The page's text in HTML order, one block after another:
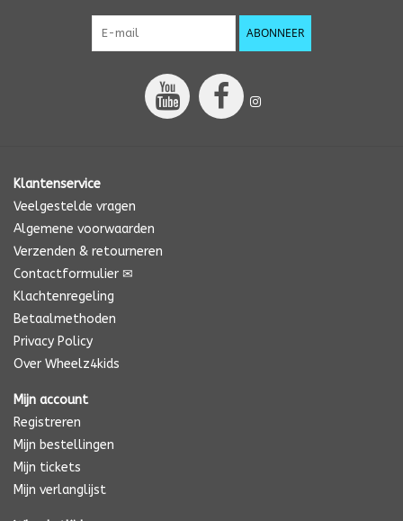
ABONNEER
Klantenservice
Veelgestelde vragen
Algemene voorwaarden
Verzenden & retourneren
Contactformulier ✉
Klachtenregeling
Betaalmethoden
Privacy Policy
Over Wheelz4kids
Mijn account
Registreren
Mijn bestellingen
Mijn tickets
Mijn verlanglijst